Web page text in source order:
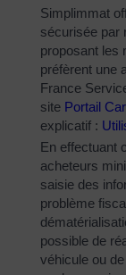
Simplimmat
sécurisée par
proposant les
préfèrent une
France
site Portail
explicatif :
En effectuant
acheteurs
saisie des
problème
possible de
véhicule ou